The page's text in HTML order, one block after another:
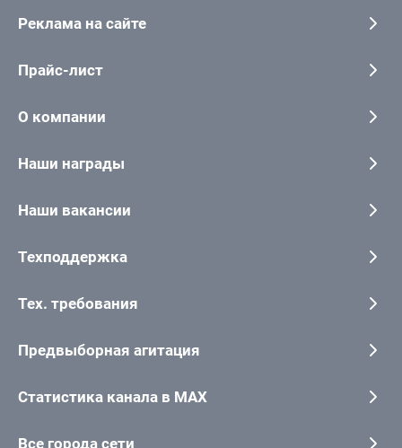
Реклама на сайте
Прайс-лист
О компании
Наши награды
Наши вакансии
Техподдержка
Тех. требования
Предвыборная агитация
Статистика канала в MAX
Все города сети